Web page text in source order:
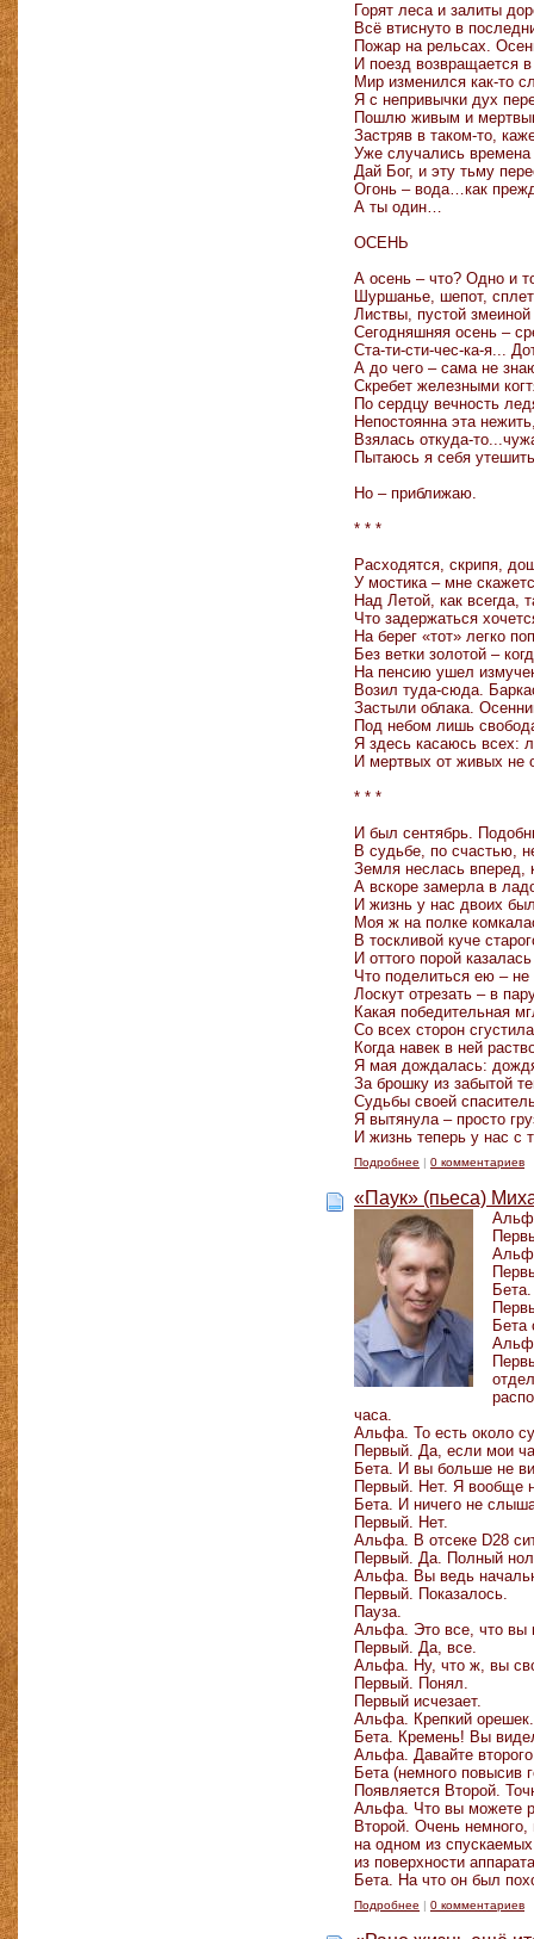
Горят леса и залиты
Всё втиснуто в
Пожар на рельсах.
И поезд возвращается в
Мир изменился как-то
Я с непривычки дух
Пошлю живым и
Застряв в таком-то,
Уже случались времена
Дай Бог, и эту тьму
Огонь – вода…как
А ты один…
ОСЕНЬ
А осень – что? Одно и
Шуршанье, шепот,
Листвы, пустой
Сегодняшняя осень –
Ста-ти-сти-чес-ка-я...
А до чего – сама не
Скребет железными
По сердцу вечность
Непостоянна эта
Взялась откуда-
Пытаюсь я себя
Но – приближаю.
* * *
Расходятся, скрипя,
У мостика – мне
Над Летой, как всегда,
Что задержаться
На берег «тот» легко
Без ветки золотой –
На пенсию ушел
Возил туда-сюда.
Застыли облака.
Под небом лишь
Я здесь касаюсь всех:
И мертвых от живых не
* * *
И был сентябрь.
В судьбе, по счастью,
Земля неслась вперед,
А вскоре замерла в
И жизнь у нас двоих
Моя ж на полке
В тоскливой куче
И оттого порой
Что поделиться ею – не
Лоскут отрезать – в
Какая победительная
Со всех сторон
Когда навек в ней
Я мая дождалась:
За брошку из забытой
Судьбы своей
Я вытянула – просто
И жизнь теперь у нас с
Подробнее | 0 комментариев
«Паук» (пьеса)
Бета
часа.
Альфа. То есть около
Первый. Да, если мои
Бета. И вы больше не
Первый. Нет. Я вообще
Бета. И ничего не
Первый. Нет.
Альфа. В отсеке D28
Первый. Да. Полный
Альфа. Вы ведь
Первый. Показалось.
Пауза.
Альфа. Это все, что вы
Первый. Да, все.
Альфа. Ну, что ж, вы
Первый. Понял.
Первый исчезает.
Альфа. Крепкий орешек.
Бета. Кремень! Вы
Альфа. Давайте
Бета (немного повысив
Появляется Второй.
Альфа. Что вы можете
Второй. Очень
на одном из
из поверхности
Бета. На что он был
Подробнее | 0 комментариев